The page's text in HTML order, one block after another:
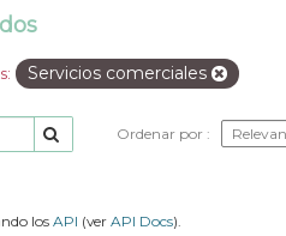
Servicios comerciales
Ordenar por
los API (ver API Docs).